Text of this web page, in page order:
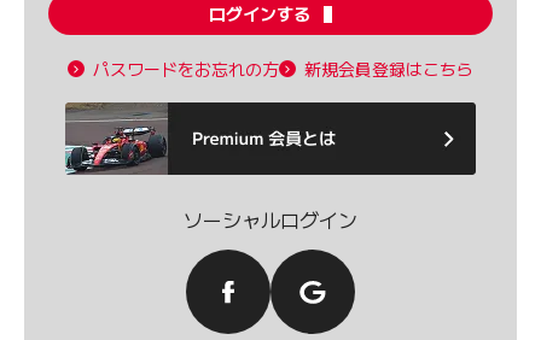
ログインする
パスワードをお忘れの方 新規会員登録はこちら
ソーシャルログイン